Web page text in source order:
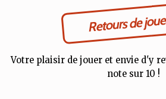
Retours de
Votre plaisir de jouer et envie d'y
note sur 10 !